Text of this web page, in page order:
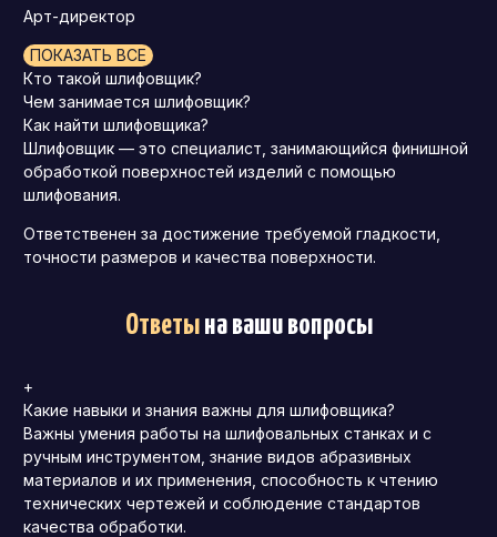
Арт-директор
ПОКАЗАТЬ ВСЕ
Кто такой шлифовщик?
Чем занимается шлифовщик?
Как найти шлифовщика?
Шлифовщик — это специалист, занимающийся финишной
обработкой поверхностей изделий с помощью
шлифования.
Ответственен за достижение требуемой гладкости,
точности размеров и качества поверхности.
Ответына ваши вопросы
+
Какие навыки и знания важны для шлифовщика?
Важны умения работы на шлифовальных станках и с
ручным инструментом, знание видов абразивных
материалов и их применения, способность к чтению
технических чертежей и соблюдение стандартов
качества обработки.